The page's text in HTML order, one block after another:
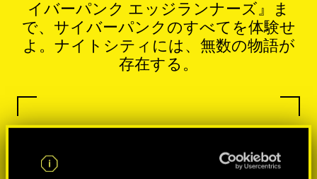
イバーパンク エッジランナーズ』ま
で、サイバーパンクのすべてを体験せ
よ。ナイトシティには、無数の物語が
存在する。